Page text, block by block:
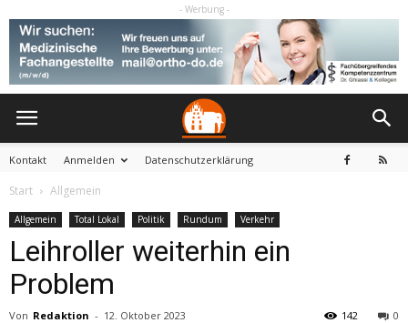
Kontakt Anmelden Datenschutzerklärung
- Werbung -
Start Allgemein
Allgemein Total Lokal Politik Rundum Verkehr
Leihroller weiterhin ein
Problem
Von Redaktion - 12. Oktober 2023 0
142